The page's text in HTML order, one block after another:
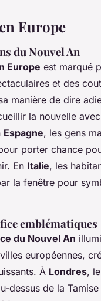
Europe
du Nouvel An
Europe est marqué
et des
manière de dire
la nouvelle
Espagne, les gens
porter chance
En Italie, les
la fenêtre pour
emblématiques
du Nouvel An
européennes,
À Londres,
dessus de la Tamise